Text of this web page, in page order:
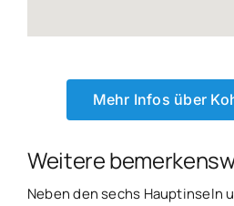
Mehr Infos über
Weitere
Neben den sechs Hauptinseln